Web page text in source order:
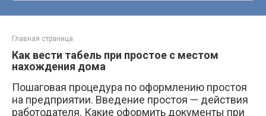
Главная страница
Как вести табель при простое с местом
нахождения дома
Пошаговая процедура по оформлению простоя
на предприятии. Введение простоя — действия
работодателя. Какие оформить документы при